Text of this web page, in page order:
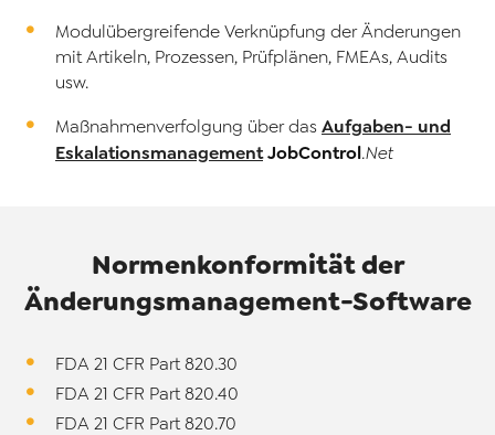
Modulübergreifende Verknüpfung der Änderungen
mit Artikeln, Prozessen, Prüfplänen, FMEAs, Audits
usw.
Maßnahmenverfolgung über das Aufgaben- und
Eskalationsmanagement JobControl.Net
Normenkonformität der
Änderungsmanagement-Software
FDA 21 CFR Part 820.30
FDA 21 CFR Part 820.40
FDA 21 CFR Part 820.70